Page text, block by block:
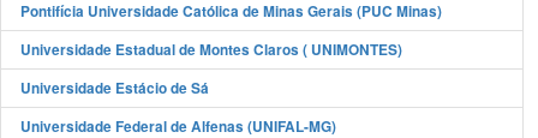
Pontifícia Universidade Católica de Minas Gerais (PUC Minas)
Universidade Estadual de Montes Claros ( UNIMONTES)
Universidade Estácio de Sá
Universidade Federal de Alfenas (UNIFAL-MG)